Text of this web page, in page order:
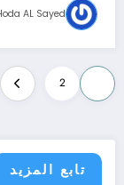
AL Sayed
تعدد
صفحات
المقالات
2
تابع المزيد